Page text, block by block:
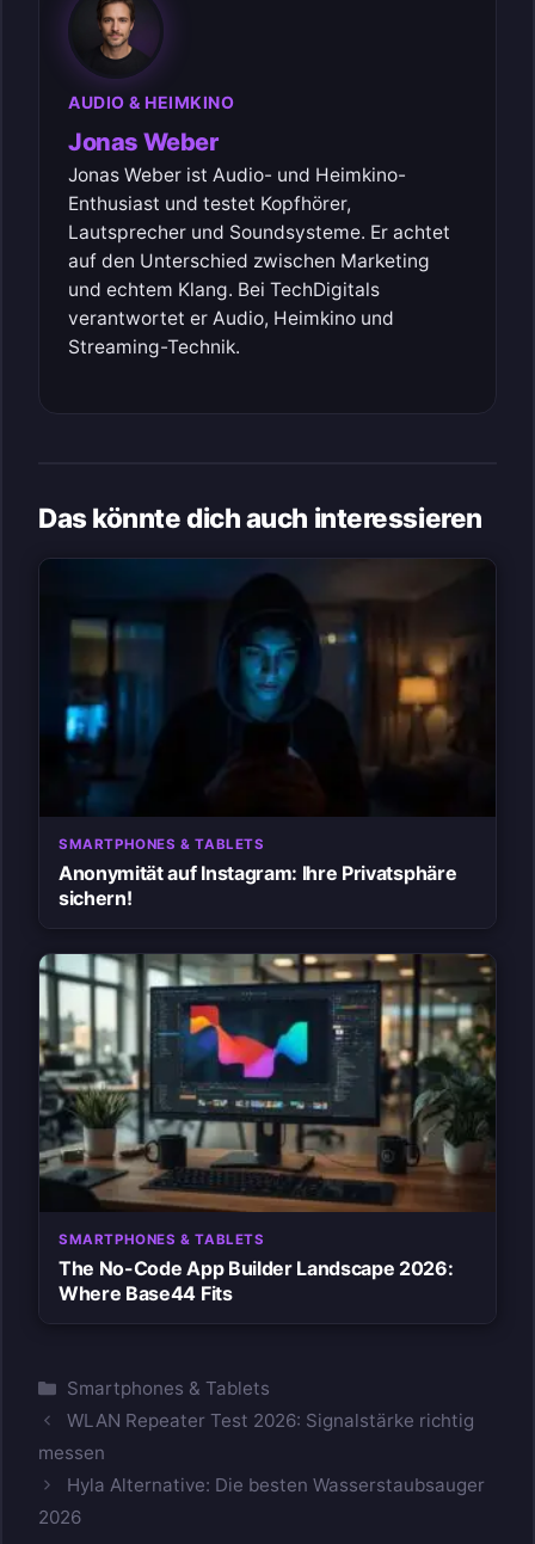
AUDIO & HEIMKINO
Jonas Weber
Jonas Weber ist Audio- und Heimkino-
Enthusiast und testet Kopfhörer,
Lautsprecher und Soundsysteme. Er achtet
auf den Unterschied zwischen Marketing
und echtem Klang. Bei TechDigitals
verantwortet er Audio, Heimkino und
Streaming-Technik.
Das könnte dich auch interessieren
SMARTPHONES & TABLETS
Anonymität auf Instagram: Ihre Privatsphäre
sichern!
SMARTPHONES & TABLETS
The No-Code App Builder Landscape 2026:
Where Base44 Fits
Kategorien
Smartphones & Tablets
WLAN Repeater Test 2026: Signalstärke richtig
messen
Hyla Alternative: Die besten Wasserstaubsauger
2026